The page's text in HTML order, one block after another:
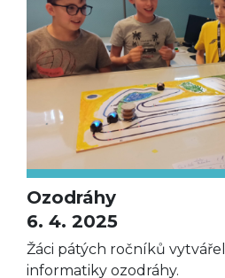
Ozodráhy
6. 4. 2025
Žáci pátých ročníků
informatiky ozodráhy.